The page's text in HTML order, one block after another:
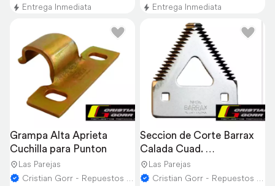
Entrega Inmediata
Entrega Inmediata
Grampa Alta Aprieta
Cuchilla para Punton
Las Parejas
Cristian Gorr - Repuestos Agricolas
Seccion de Corte Barrax
Calada Cuad.
Cosechadora Newholland
Las Parejas
Cristian Gorr - Repuestos Agricolas